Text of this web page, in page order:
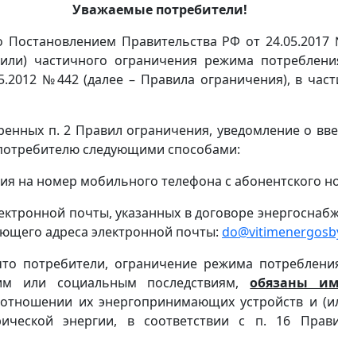
Уважаемые потребители!
Правительства РФ от
частичного ограничения режима
№442 (далее – Правила ограничения), в
п. 2 Правил ограничения, уведомление о
следующими способами:
на номер мобильного телефона с абонентского
почты, указанных в договоре
адреса электронной почты:
потребители, ограничение режима
или социальным последствиям,обязаны
их энергопринимающих устройств и
энергии, в соответствии с п. 16